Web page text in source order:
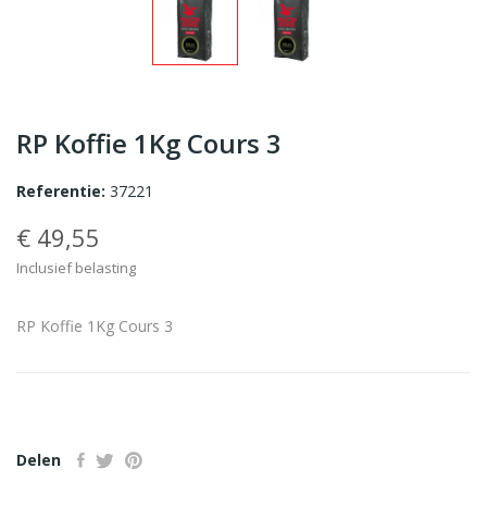
RP Koffie 1Kg Cours 3
Referentie: 37221
€ 49,55
Inclusief belasting
RP Koffie 1Kg Cours 3
Delen